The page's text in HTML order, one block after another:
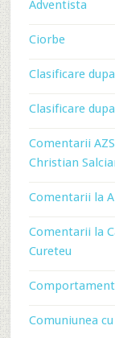
Adventista
Ciorbe
Clasificare
Clasificare
Comentarii
Christian
Comentarii la
Comentarii la
Cureteu
Comportament
Comuniunea